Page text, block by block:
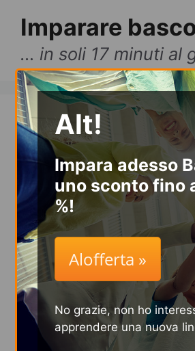
contenuto
Imparare
… in soli 17 minuti al
Imparare
basco online
in maniera
veloce!
Molto più
rispetto ai
Alt!
Impara adesso
uno sconto fino
%!
Alofferta »
No grazie, non ho
apprendere una nuova